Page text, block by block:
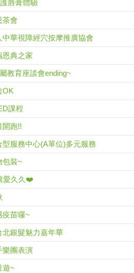
唇膏體驗
茶會
中華視障經穴按摩推廣協會
恩典之家
教育座談會ending~
OK
課程
開跑!!
型服務中心(A單位)多元服務
包裝~
愛久久❤️
疫苗囉~
北銀髮魅力嘉年華
樂團表演
遊~